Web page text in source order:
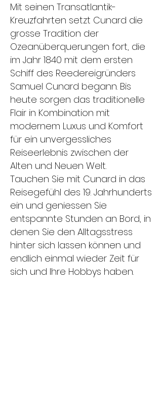
Mit seinen Transatlantik-
Kreuzfahrten setzt Cunard die
grosse Tradition der
Ozeanüberquerungen fort, die
im Jahr 1840 mit dem ersten
Schiff des Reedereigründers
Samuel Cunard begann. Bis
heute sorgen das traditionelle
Flair in Kombination mit
modernem Luxus und Komfort
für ein unvergessliches
Reiseerlebnis zwischen der
Alten und Neuen Welt.
​Tauchen Sie mit Cunard in das
Reisegefühl des 19. Jahrhunderts
ein und geniessen Sie
entspannte Stunden an Bord, in
denen Sie den Alltagsstress
hinter sich lassen können und
endlich einmal wieder Zeit für
sich und Ihre Hobbys haben.